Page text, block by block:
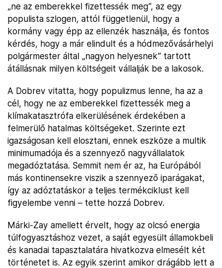
„ne az emberekkel fizettessék meg”, az egy
populista szlogen, attól függetlenül, hogy a
kormány vagy épp az ellenzék használja, és fontos
kérdés, hogy a már elindult és a hódmezővásárhelyi
polgármester által „nagyon helyesnek” tartott
átállásnak milyen költségeit vállalják be a lakosok.
A Dobrev vitatta, hogy populizmus lenne, ha az a
cél, hogy ne az emberekkel fizettessék meg a
klímakatasztrófa elkerülésének érdekében a
felmerülő hatalmas költségeket. Szerinte ezt
igazságosan kell elosztani, ennek eszköze a multik
minimumadója és a szennyező nagyvállalatok
megadóztatása. Semmit nem ér az, ha Európából
más kontinensekre viszik a szennyező iparágakat,
így az adóztatáskor a teljes termékciklust kell
figyelembe venni – tette hozzá Dobrev.
Márki-Zay amellett érvelt, hogy az olcsó energia
túlfogyasztáshoz vezet, a saját egyesült államokbeli
és kanadai tapasztalatára hivatkozva elmesélt két
történetet is. Az egyik szerint amikor drágább lett a